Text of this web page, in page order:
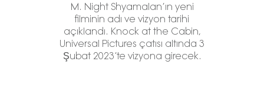
M. Night Shyamalan’ın yeni
filminin adı ve vizyon tarihi
açıklandı. Knock at the Cabin,
Universal Pictures çatısı altında 3
Şubat 2023’te vizyona girecek.